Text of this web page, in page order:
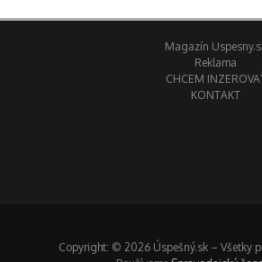
Magazín
Reklama
CHCEM
KONTAKT
Copyright: © 2026 Úspešný.sk – Všetky